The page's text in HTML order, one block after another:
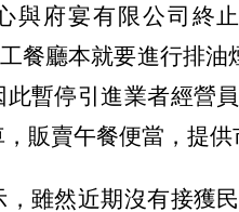
與府宴有限公司終
工餐廳本就要進行排
此暫停引進業者經營
販賣午餐便當，提供
，雖然近期沒有接獲